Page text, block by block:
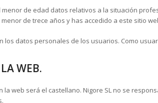
de edad datos relativos a la situación
de trece años y has accedido a este sitio
los datos personales de los usuarios. Como
WEB.
la web será el castellano. Nigore SL no se